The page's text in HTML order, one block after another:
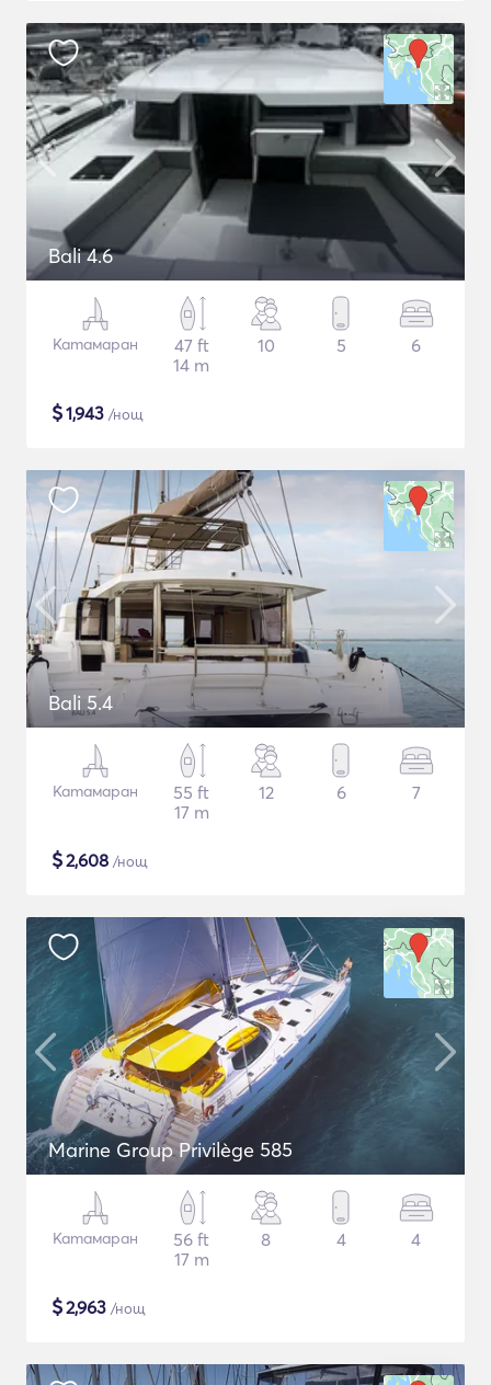
Bali 4.6
Катамаран
47 ft
14 m
10 5 6
$1,943 /нощ
Bali 5.4
Катамаран
55 ft
17 m
12 6 7
$2,608 /нощ
Marine Group Privilège 585
Катамаран
56 ft
17 m
8 4 4
$2,963 /нощ